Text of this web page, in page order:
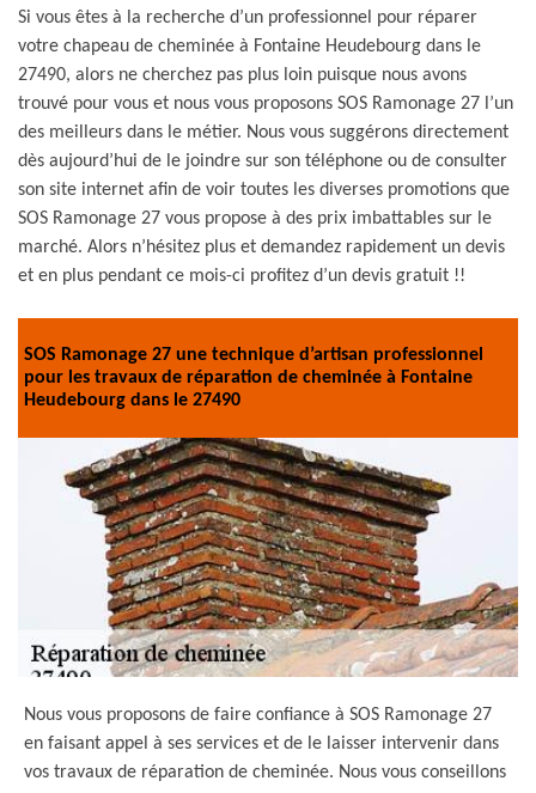
Si vous êtes à la recherche d’un professionnel pour réparer
votre chapeau de cheminée à Fontaine Heudebourg dans le
27490, alors ne cherchez pas plus loin puisque nous avons
trouvé pour vous et nous vous proposons SOS Ramonage 27 l’un
des meilleurs dans le métier. Nous vous suggérons directement
dès aujourd’hui de le joindre sur son téléphone ou de consulter
son site internet afin de voir toutes les diverses promotions que
SOS Ramonage 27 vous propose à des prix imbattables sur le
marché. Alors n’hésitez plus et demandez rapidement un devis
et en plus pendant ce mois-ci profitez d’un devis gratuit !!
SOS Ramonage 27 une technique d’artisan professionnel
pour les travaux de réparation de cheminée à Fontaine
Heudebourg dans le 27490
Nous vous proposons de faire confiance à SOS Ramonage 27
en faisant appel à ses services et de le laisser intervenir dans
vos travaux de réparation de cheminée. Nous vous conseillons